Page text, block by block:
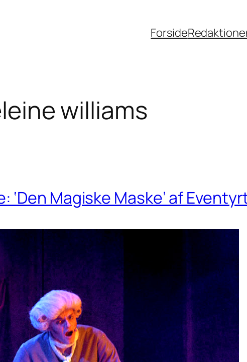
Forside
williams
‘Den Magiske Maske’ af